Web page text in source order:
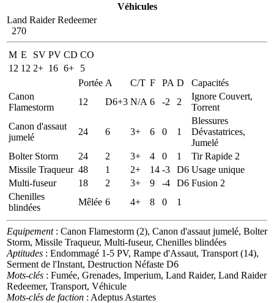
Véhicules
Land Raider Redeemer
270
M E SV PV CD CO
12 12 2+ 16 6+
5
Portée A C/T F PA D
Capacités
Canon
Flamestorm
12 D6+3 N/A 6 -2 2
Ignore Couvert,
Torrent
Canon d'assaut
jumelé
24 6 3+ 6 0 1
Blessures
Dévastatrices,
Jumelé
Bolter Storm
24 2 3+ 4 0 1
Tir Rapide 2
Missile Traqueur 48 1 2+ 14 -3 D6 Usage unique
Multi-fuseur
18 2 3+ 9 -4 D6 Fusion 2
Chenilles
blindées
Mêlée 6 4+ 8 0 1
Equipement: Canon Flamestorm (2), Canon d'assaut jumelé, Bolter
Storm, Missile Traqueur, Multi-fuseur, Chenilles blindées
Aptitudes : Endommagé 1-5 PV, Rampe d'Assaut, Transport (14),
Serment de l'Instant, Destruction Néfaste D6
Mots-clés : Fumée, Grenades, Imperium, Land Raider, Land Raider
Redeemer, Transport, Véhicule
Mots-clés de faction : Adeptus Astartes